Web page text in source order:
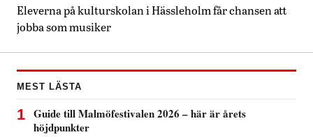
Eleverna på kulturskolan i Hässleholm får chansen att
jobba som musiker